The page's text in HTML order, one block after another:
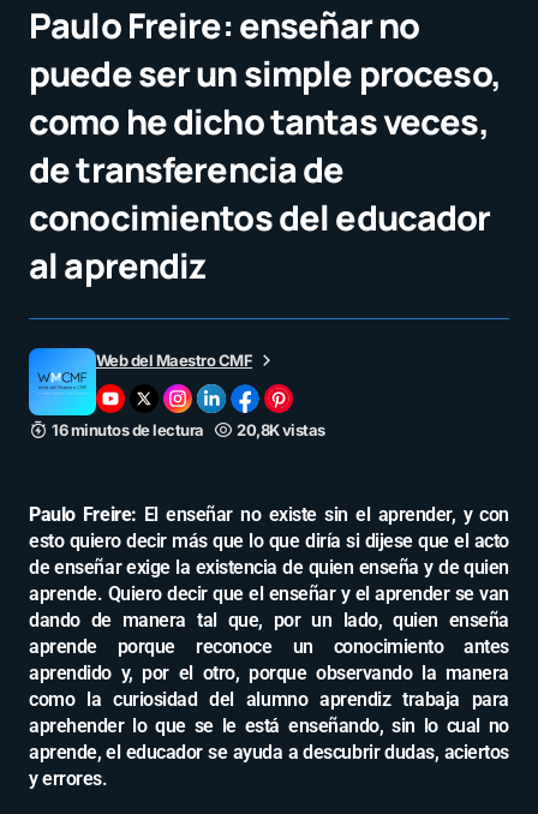
Paulo Freire: enseñar no
puede ser un simple proceso,
como he dicho tantas veces,
de transferencia de
conocimientos del educador
al aprendiz
Web del Maestro CMF
16 minutos de lectura 20,8K vistas
Paulo Freire: El enseñar no existe sin el aprender, y con
esto quiero decir más que lo que diría si dijese que el acto
de enseñar exige la existencia de quien enseña y de quien
aprende. Quiero decir que el enseñar y el aprender se van
dando de manera tal que, por un lado, quien enseña
aprende porque reconoce un conocimiento antes
aprendido y, por el otro, porque observando la manera
como la curiosidad del alumno aprendiz trabaja para
aprehender lo que se le está enseñando, sin lo cual no
aprende, el educador se ayuda a descubrir dudas, aciertos
y errores.